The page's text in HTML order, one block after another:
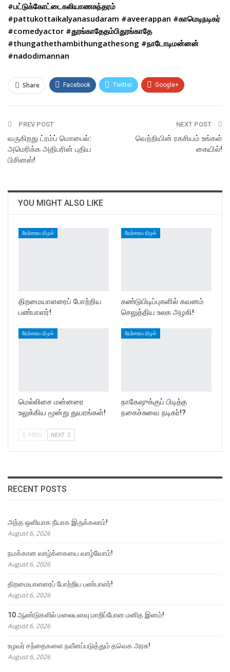
#பட்டுக்கோட்டைகலியாணசுந்தரம்
#pattukottaikalyanasudaram #aveerappan #காமெடிநடிகர்
#comedyactor #தூங்காதேதம்பிதூங்காதே
#thungathethambithungathesong #நாடோடிமன்னன்
#nadodimannan
Share Facebook Twitter Google+
Email
PREV POST
வருகிறது ட்ரம்ப் மொபைல்:
அமெரிக்க அதிபரின் புதிய
பிசினஸ்!
NEXT POST
வெற்றியின் ரகசியம் உங்கள்
கையில்!
YOU MIGHT ALSO LIKE
நேற்றைய நிழல்
திறமையாளரைப் போற்றிய
பண்பாளர்!
நேற்றைய நிழல்
கண்டுபிடிப்புகளில் கவனம்
செலுத்திய உலக அழகி!
நேற்றைய நிழல்
மெல்லிசை மன்னரை
உலுக்கிய மூன்று துயரங்கள்!
நேற்றைய நிழல்
நாகேஷுக்குப் பிடித்த
நகைச்சுவை நடிகர்!?
PREV NEXT
RECENT POSTS
அந்த ஒளியாக நீயாக இருக்கலாம்!
August 6, 2026
நமக்கான வாழ்க்கையை வாழ்வோம்!
August 6, 2026
திறமையாளரைப் போற்றிய பண்பாளர்!
August 6, 2026
10 ஆண்டுகளில் மலையளவு மாறிப்போன மனித இனம்!
August 6, 2026
உழவர் சந்தைகளை நவீனப்படுத்தும் தவெக அரசு!
August 6, 2026